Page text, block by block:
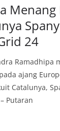
24
Ramadhipa
ajang
Catalunya,
Putaran